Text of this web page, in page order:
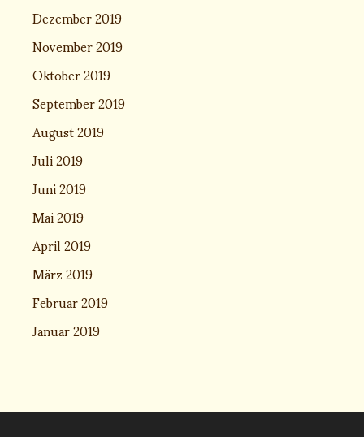
Dezember 2019
November 2019
Oktober 2019
September 2019
August 2019
Juli 2019
Juni 2019
Mai 2019
April 2019
März 2019
Februar 2019
Januar 2019